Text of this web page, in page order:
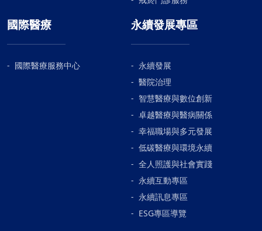
國際醫療
國際醫療服務中心
永續發展專區
永續發展
醫院治理
智慧醫療與數位創新
卓越醫療與醫病關係
幸福職場與多元發展
低碳醫療與環境永續
全人照護與社會實踐
永續互動專區
永續訊息專區
ESG專區導覽